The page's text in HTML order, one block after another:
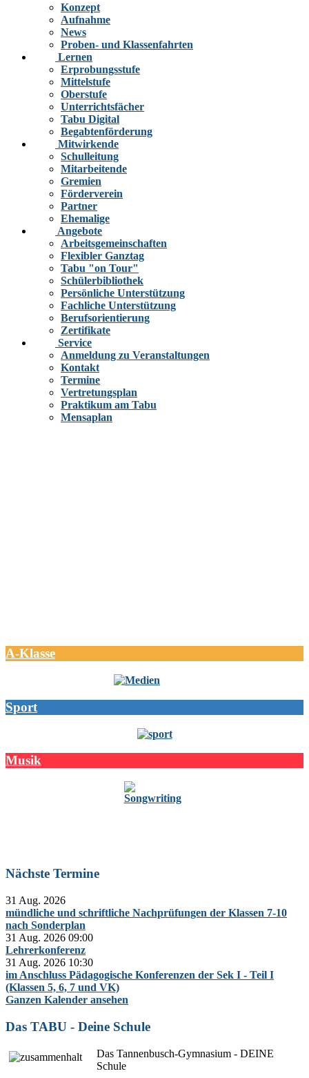
Konzept
Aufnahme
News
Proben- und Klassenfahrten
Lernen
Erprobungsstufe
Mittelstufe
Oberstufe
Unterrichtsfächer
Tabu Digital
Begabtenförderung
Mitwirkende
Schulleitung
Mitarbeitende
Gremien
Förderverein
Partner
Ehemalige
Angebote
Arbeitsgemeinschaften
Flexibler Ganztag
Tabu "on Tour"
Schülerbibliothek
Persönliche Unterstützung
Fachliche Unterstützung
Berufsorientierung
Zertifikate
Service
Anmeldung zu Veranstaltungen
Kontakt
Termine
Vertretungsplan
Praktikum am Tabu
Mensaplan
A-Klasse
Sport
Musik
Nächste Termine
31 Aug. 2026
mündliche und schriftliche Nachprüfungen der Klassen 7-10
nach Sonderplan
31 Aug. 2026 09:00
Lehrerkonferenz
31 Aug. 2026 10:30
im Anschluss Pädagogische Konferenzen der Sek I - Teil I
(Klassen 5, 6, 7 und VK)
Ganzen Kalender ansehen
Das TABU - Deine Schule
Das Tannenbusch-Gymnasium - DEINE
Schule